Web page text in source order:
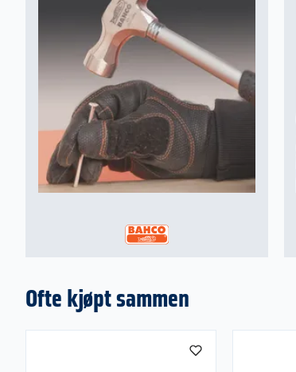
Ofte kjøpt sammen